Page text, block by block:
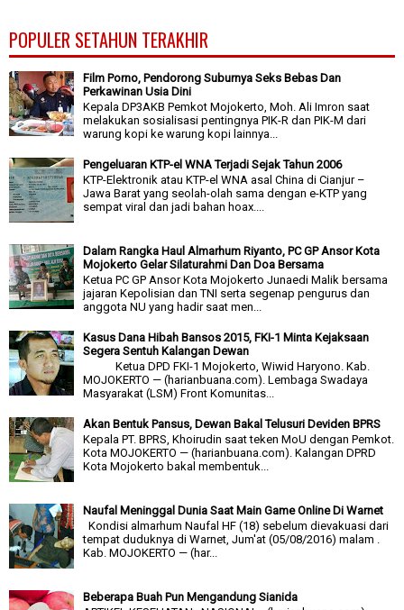
POPULER SETAHUN TERAKHIR
Film Porno, Pendorong Suburnya Seks Bebas Dan
Perkawinan Usia Dini
Kepala DP3AKB Pemkot Mojokerto, Moh. Ali Imron saat
melakukan sosialisasi pentingnya PIK-R dan PIK-M dari
warung kopi ke warung kopi lainnya...
Pengeluaran KTP-el WNA Terjadi Sejak Tahun 2006
KTP-Elektronik atau KTP-el WNA asal China di Cianjur –
Jawa Barat yang seolah-olah sama dengan e-KTP yang
sempat viral dan jadi bahan hoax....
Dalam Rangka Haul Almarhum Riyanto, PC GP Ansor Kota
Mojokerto Gelar Silaturahmi Dan Doa Bersama
Ketua PC GP Ansor Kota Mojokerto Junaedi Malik bersama
jajaran Kepolisian dan TNI serta segenap pengurus dan
anggota NU yang hadir saat men...
Kasus Dana Hibah Bansos 2015, FKI-1 Minta Kejaksaan
Segera Sentuh Kalangan Dewan
Ketua DPD FKI-1 Mojokerto, Wiwid Haryono. Kab.
MOJOKERTO — (harianbuana.com). Lembaga Swadaya
Masyarakat (LSM) Front Komunitas...
Akan Bentuk Pansus, Dewan Bakal Telusuri Deviden BPRS
Kepala PT. BPRS, Khoirudin saat teken MoU dengan Pemkot.
Kota MOJOKERTO — (harianbuana.com). Kalangan DPRD
Kota Mojokerto bakal membentuk...
Naufal Meninggal Dunia Saat Main Game Online Di Warnet
Kondisi almarhum Naufal HF (18) sebelum dievakuasi dari
tempat duduknya di Warnet, Jum'at (05/08/2016) malam .
Kab. MOJOKERTO — (har...
Beberapa Buah Pun Mengandung Sianida